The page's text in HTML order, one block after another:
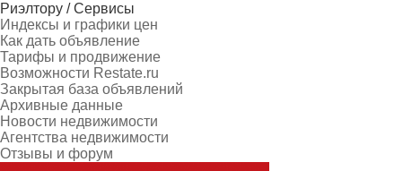
Риэлтору / Сервисы
Индексы и графики цен
Как дать объявление
Тарифы и продвижение
Возможности Restate.ru
Закрытая база объявлений
Архивные данные
Новости недвижимости
Агентства недвижимости
Отзывы и форум